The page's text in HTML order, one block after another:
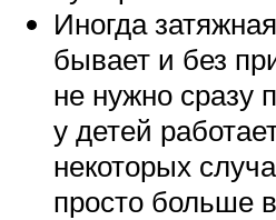
Иногда
бывает и без
не нужно сразу
у детей
некоторых
просто больше